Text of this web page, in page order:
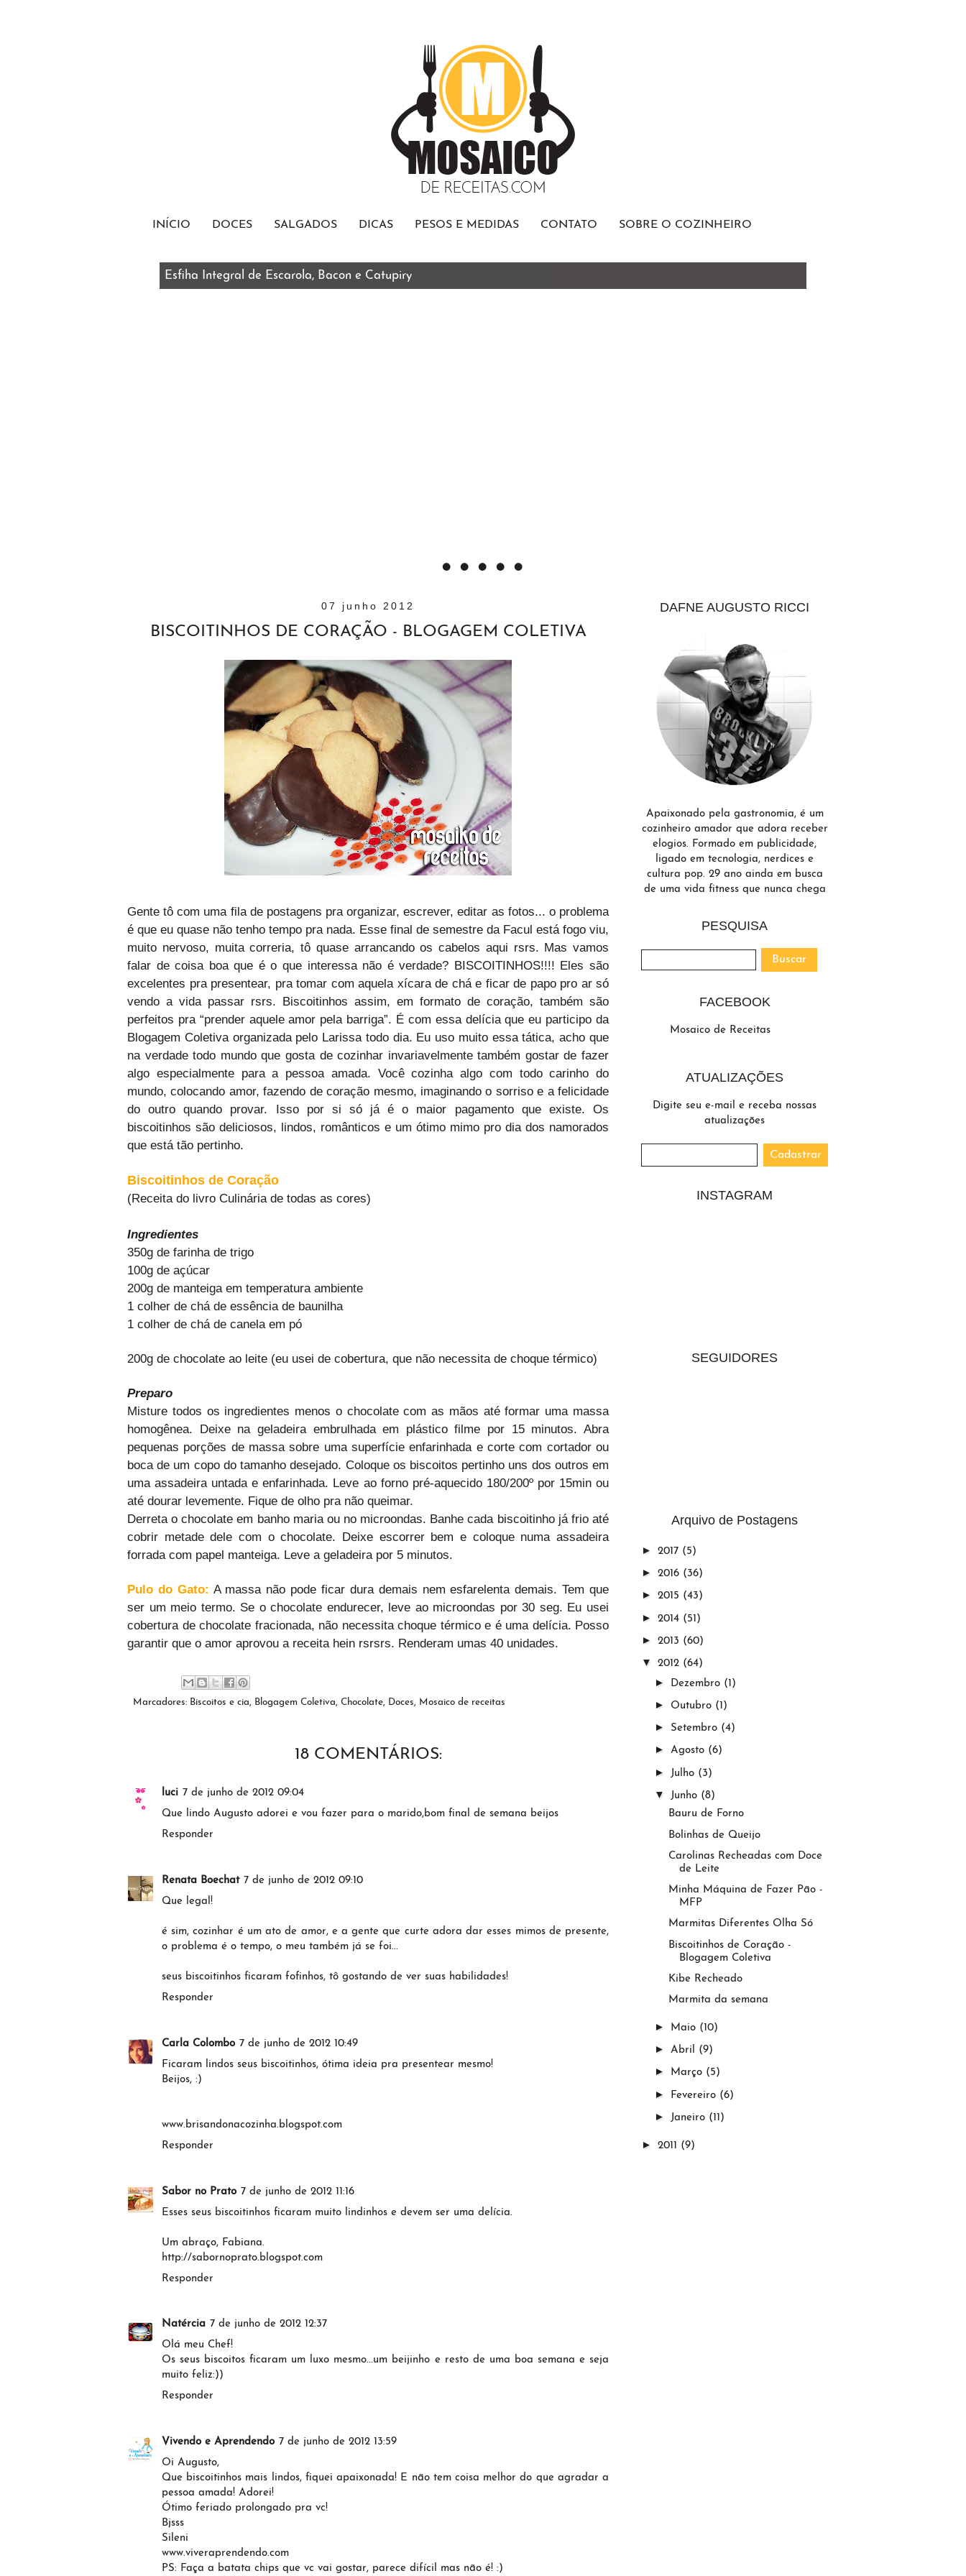
INÍCIO DOCES SALGADOS DICAS PESOS E MEDIDAS CONTATO SOBRE O COZINHEIRO
Esfiha Integral de Escarola, Bacon e Catupiry
07 junho 2012
BISCOITINHOS DE CORAÇÃO - BLOGAGEM COLETIVA
Gente tô com uma fila de postagens pra organizar, escrever, editar as fotos... o problema
é que eu quase não tenho tempo pra nada. Esse final de semestre da Facul está fogo viu,
muito nervoso, muita correria, tô quase arrancando os cabelos aqui rsrs. Mas vamos
falar de coisa boa que é o que interessa não é verdade? BISCOITINHOS!!!! Eles são
excelentes pra presentear, pra tomar com aquela xícara de chá e ficar de papo pro ar só
vendo a vida passar rsrs. Biscoitinhos assim, em formato de coração, também são
perfeitos pra “prender aquele amor pela barriga”. É com essa delícia que eu participo da
Blogagem Coletiva organizada pelo Larissa todo dia. Eu uso muito essa tática, acho que
na verdade todo mundo que gosta de cozinhar invariavelmente também gostar de fazer
algo especialmente para a pessoa amada. Você cozinha algo com todo carinho do
mundo, colocando amor, fazendo de coração mesmo, imaginando o sorriso e a felicidade
do outro quando provar. Isso por si só já é o maior pagamento que existe. Os
biscoitinhos são deliciosos, lindos, românticos e um ótimo mimo pro dia dos namorados
que está tão pertinho.
Biscoitinhos de Coração
(Receita do livro Culinária de todas as cores)
Ingredientes
350g de farinha de trigo
100g de açúcar
200g de manteiga em temperatura ambiente
1 colher de chá de essência de baunilha
1 colher de chá de canela em pó
200g de chocolate ao leite (eu usei de cobertura, que não necessita de choque térmico)
Preparo
Misture todos os ingredientes menos o chocolate com as mãos até formar uma massa
homogênea. Deixe na geladeira embrulhada em plástico filme por 15 minutos. Abra
pequenas porções de massa sobre uma superfície enfarinhada e corte com cortador ou
boca de um copo do tamanho desejado. Coloque os biscoitos pertinho uns dos outros em
uma assadeira untada e enfarinhada. Leve ao forno pré-aquecido 180/200º por 15min ou
até dourar levemente. Fique de olho pra não queimar.
Derreta o chocolate em banho maria ou no microondas. Banhe cada biscoitinho já frio até
cobrir metade dele com o chocolate. Deixe escorrer bem e coloque numa assadeira
forrada com papel manteiga. Leve a geladeira por 5 minutos.
Pulo do Gato: A massa não pode ficar dura demais nem esfarelenta demais. Tem que
ser um meio termo. Se o chocolate endurecer, leve ao microondas por 30 seg. Eu usei
cobertura de chocolate fracionada, não necessita choque térmico e é uma delícia. Posso
garantir que o amor aprovou a receita hein rsrsrs. Renderam umas 40 unidades.
Marcadores: Biscoitos e cia, Blogagem Coletiva, Chocolate, Doces, Mosaico de receitas
18 COMENTÁRIOS:
luci 7 de junho de 2012 09:04
Que lindo Augusto adorei e vou fazer para o marido,bom final de semana beijos
Responder
Renata Boechat 7 de junho de 2012 09:10
Que legal!
é sim, cozinhar é um ato de amor, e a gente que curte adora dar esses mimos de presente,
o problema é o tempo, o meu também já se foi...
seus biscoitinhos ficaram fofinhos, tô gostando de ver suas habilidades!
Responder
Carla Colombo 7 de junho de 2012 10:49
Ficaram lindos seus biscoitinhos, ótima ideia pra presentear mesmo!
Beijos, :)
www.brisandonacozinha.blogspot.com
Responder
Sabor no Prato 7 de junho de 2012 11:16
Esses seus biscoitinhos ficaram muito lindinhos e devem ser uma delícia.
Um abraço, Fabiana.
http://sabornoprato.blogspot.com
Responder
Natércia 7 de junho de 2012 12:37
Olá meu Chef!
Os seus biscoitos ficaram um luxo mesmo...um beijinho e resto de uma boa semana e seja
muito feliz:))
Responder
Vivendo e Aprendendo 7 de junho de 2012 13:59
Oi Augusto,
Que biscoitinhos mais lindos, fiquei apaixonada! E não tem coisa melhor do que agradar a
pessoa amada! Adorei!
Ótimo feriado prolongado pra vc!
Bjsss
Sileni
www.viveraprendendo.com
PS: Faça a batata chips que vc vai gostar, parece difícil mas não é! :)
DAFNE AUGUSTO RICCI
Apaixonado pela gastronomia, é um
cozinheiro amador que adora receber
elogios. Formado em publicidade,
ligado em tecnologia, nerdices e
cultura pop. 29 ano ainda em busca
de uma vida fitness que nunca chega
PESQUISA
FACEBOOK
Mosaico de Receitas
ATUALIZAÇÕES
Digite seu e-mail e receba nossas
atualizações
INSTAGRAM
SEGUIDORES
Arquivo de Postagens
► 2017 (5)
► 2016 (36)
► 2015 (43)
► 2014 (51)
► 2013 (60)
▼ 2012 (64)
► Dezembro (1)
► Outubro (1)
► Setembro (4)
► Agosto (6)
► Julho (3)
▼ Junho (8)
Bauru de Forno
Bolinhas de Queijo
Carolinas Recheadas com Doce
de Leite
Minha Máquina de Fazer Pão -
MFP
Marmitas Diferentes Olha Só
Biscoitinhos de Coração -
Blogagem Coletiva
Kibe Recheado
Marmita da semana
► Maio (10)
► Abril (9)
► Março (5)
► Fevereiro (6)
► Janeiro (11)
► 2011 (9)